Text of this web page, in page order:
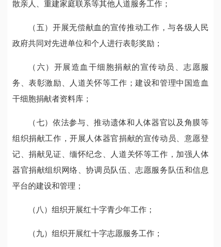
散亲人、重建家庭联系等其他人道服务工作；
（五）开展无偿献血的宣传推动工作，与各级人民
政府共同对先进单位和个人进行表彰奖励；
（六）开展造血干细胞捐献的宣传动员、志愿服
务、表彰激励、人道关怀等工作；建设和管理中国造血
干细胞捐献者资料库；
（七）依法参与、推动遗体和人体器官以及角膜等
组织捐献工作，开展人体器官捐献的宣传动员、意愿登
记、捐献见证、缅怀纪念、人道关怀等工作，加强人体
器官捐献组织网络、协调员队伍、志愿服务队伍和信息
平台的建设和管理；
（八）组织开展红十字青少年工作；
（九）组织开展红十字志愿服务工作；